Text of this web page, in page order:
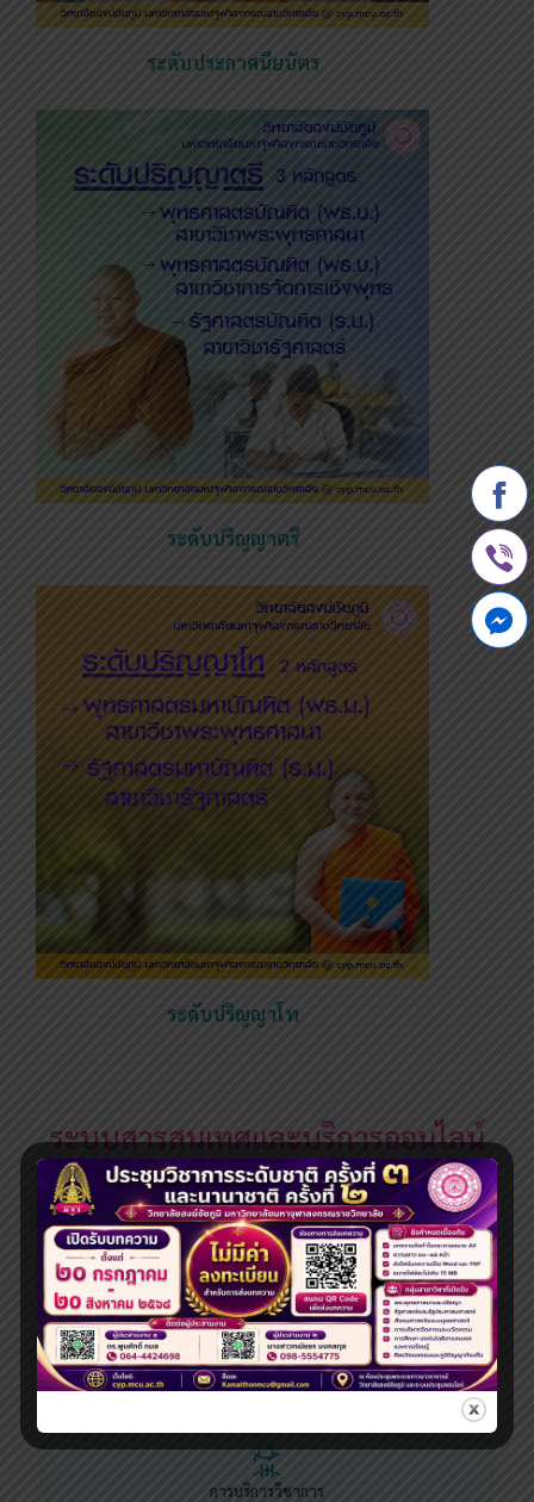
ระดับประกาศนียบัตร
ระดับปริญญาตรี
ระดับปริญญาโท
ระบบสารสนเทศและบริการออนไลน์
การผลิตบัณฑิต
การวิจัย
การบริการวิชาการ